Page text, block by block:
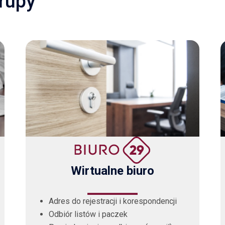
Wirtualne biuro
Adres do rejestracji i korespondencji
Odbiór listów i paczek